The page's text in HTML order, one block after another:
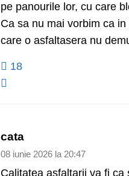
pe panourile lor, cu care
Ca sa nu mai vorbim ca
care o asfaltasera nu
18
cata
08 iunie 2026 la 20:47
Calitatea asfaltarii va fi